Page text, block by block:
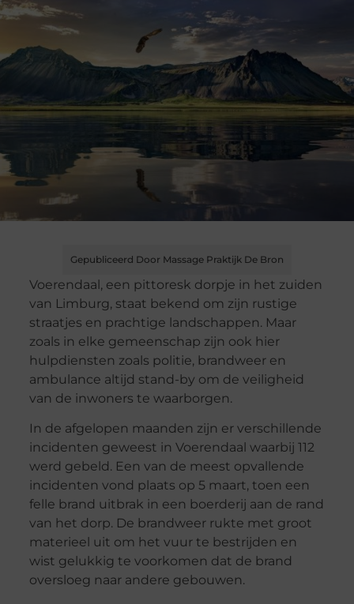
Gepubliceerd Door Massage Praktijk De Bron
Voerendaal, een pittoresk dorpje in het zuiden
van Limburg, staat bekend om zijn rustige
straatjes en prachtige landschappen. Maar
zoals in elke gemeenschap zijn ook hier
hulpdiensten zoals politie, brandweer en
ambulance altijd stand-by om de veiligheid
van de inwoners te waarborgen.
In de afgelopen maanden zijn er verschillende
incidenten geweest in Voerendaal waarbij 112
werd gebeld. Een van de meest opvallende
incidenten vond plaats op 5 maart, toen een
felle brand uitbrak in een boerderij aan de rand
van het dorp. De brandweer rukte met groot
materieel uit om het vuur te bestrijden en
wist gelukkig te voorkomen dat de brand
oversloeg naar andere gebouwen.